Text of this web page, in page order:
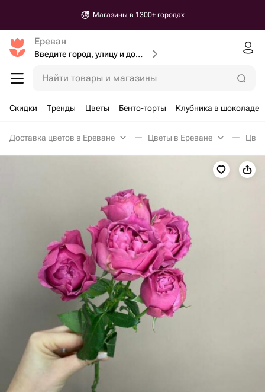
Магазины в 1300+ городах
Ереван
Введите город, улицу и дом доставки
Найти товары и магазины
Скидки Тренды Цветы Бенто-торты Клубника в шоколаде
Доставка цветов в Ереване Цветы в Ереване